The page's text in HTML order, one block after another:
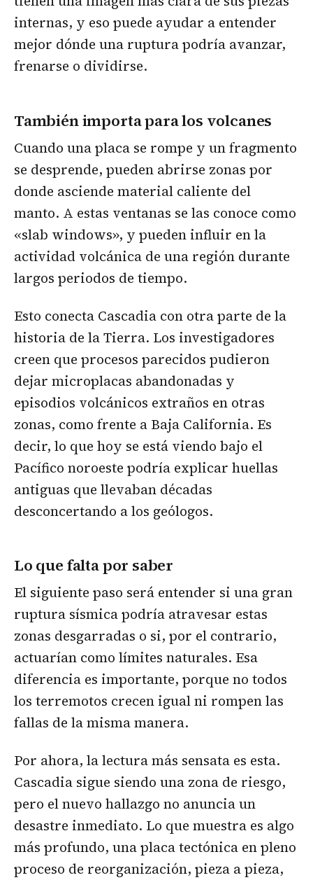
internas, y eso puede ayudar a entender
mejor dónde una ruptura podría avanzar,
frenarse o dividirse.
También importa para los volcanes
Cuando una placa se rompe y un fragmento
se desprende, pueden abrirse zonas por
donde asciende material caliente del
manto. A estas ventanas se las conoce como
«slab windows», y pueden influir en la
actividad volcánica de una región durante
largos periodos de tiempo.
Esto conecta Cascadia con otra parte de la
historia de la Tierra. Los investigadores
creen que procesos parecidos pudieron
dejar microplacas abandonadas y
episodios volcánicos extraños en otras
zonas, como frente a Baja California. Es
decir, lo que hoy se está viendo bajo el
Pacífico noroeste podría explicar huellas
antiguas que llevaban décadas
desconcertando a los geólogos.
Lo que falta por saber
El siguiente paso será entender si una gran
ruptura sísmica podría atravesar estas
zonas desgarradas o si, por el contrario,
actuarían como límites naturales. Esa
diferencia es importante, porque no todos
los terremotos crecen igual ni rompen las
fallas de la misma manera.
Por ahora, la lectura más sensata es esta.
Cascadia sigue siendo una zona de riesgo,
pero el nuevo hallazgo no anuncia un
desastre inmediato. Lo que muestra es algo
más profundo, una placa tectónica en pleno
proceso de reorganización, pieza a pieza,